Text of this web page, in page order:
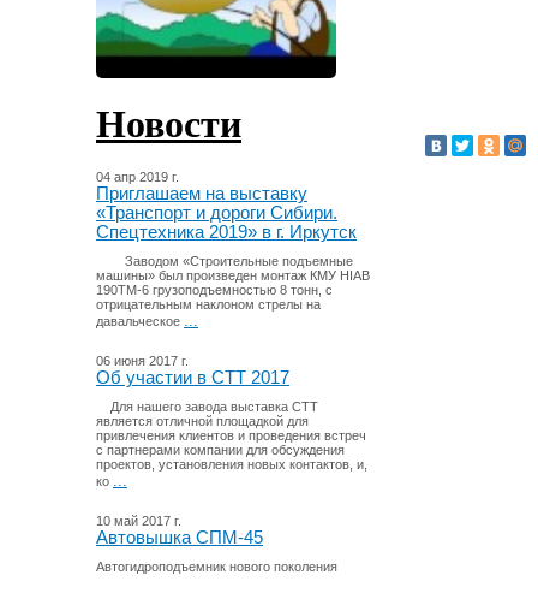
Новости
04 апр 2019 г.
Приглашаем на выставку
«Транспорт и дороги Сибири.
Спецтехника 2019» в г. Иркутск
Заводом «Строительные подъемные
машины» был произведен монтаж КМУ HIAB
190TM-6 грузоподъемностью 8 тонн, с
отрицательным наклоном стрелы на
давальческое ...
06 июня 2017 г.
Об участии в СТТ 2017
Для нашего завода выставка СТТ
является отличной площадкой для
привлечения клиентов и проведения встреч
с партнерами компании для обсуждения
проектов, установления новых контактов, и,
ко ...
10 май 2017 г.
Автовышка СПМ-45
Автогидроподъемник нового поколения